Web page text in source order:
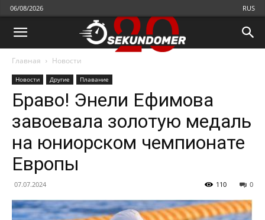
06/08/2026 RUS
Главная Новости
Новости Другие Плавание
Браво! Энели Ефимова
завоевала золотую медаль
на юниорском чемпионате
Европы
07.07.2024 0
110